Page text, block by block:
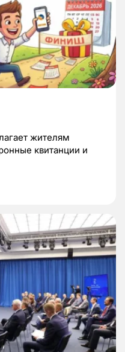
жителям
квитанции и